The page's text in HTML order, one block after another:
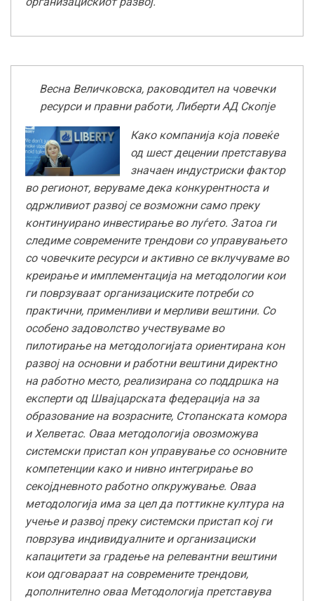
Весна Величковска, раководител на човечки
ресурси и правни работи, Либерти АД Скопје
Како компанија која повеќе
од шест децении претставува
значаен индустриски фактор
во регионот, веруваме дека конкурентноста и
одржливиот развој се возможни само преку
континуирано инвестирање во луѓето. Затоа ги
следиме современите трендови со управувањето
со човечките ресурси и активно се вклучуваме во
креирање и имплементација на методологии кои
ги поврзуваат организациските потреби со
практични, применливи и мерливи вештини. Со
особено задоволство учествуваме во
пилотирање на методологијата ориентирана кон
развој на основни и работни вештини директно
на работно место, реализирана со поддршка на
експерти од Швајцарската федерација на за
образование на возрасните, Стопанската комора
и Хелветас. Оваа методологија овозможува
системски пристап кон управување со основните
компетенции како и нивно интегрирање во
секојдневното работно опкружување. Оваа
методологија има за цел да поттикне култура на
учење и развој преку системски пристап кој ги
поврзува индивидуалните и организациски
капацитети за градење на релевантни вештини
кои одговараат на современите трендови,
дополнително оваа Методологија претставува